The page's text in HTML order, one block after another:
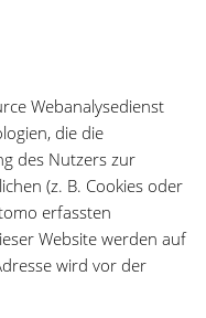
Webanalysedienst
die die
des Nutzers zur
(z. B. Cookies oder
erfassten
Website werden auf
wird vor der